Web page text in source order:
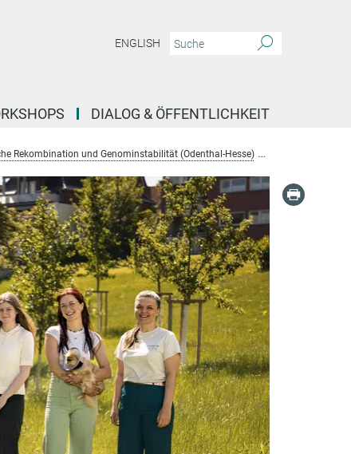
ENGLISH
DIALOG & ÖFFENTLICHKEIT
Rekombination und Genominstabilität (Odenthal-Hesse)